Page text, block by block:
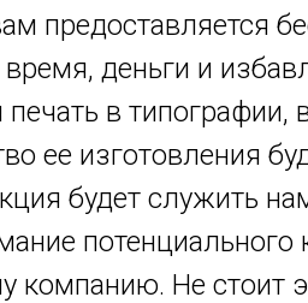
предоставляется
деньги и
в типографии,
ее изготовления
будет служить
потенциального
компанию. Не стоит